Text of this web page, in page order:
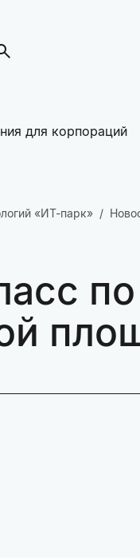
для корпораций
«ИТ-парк»